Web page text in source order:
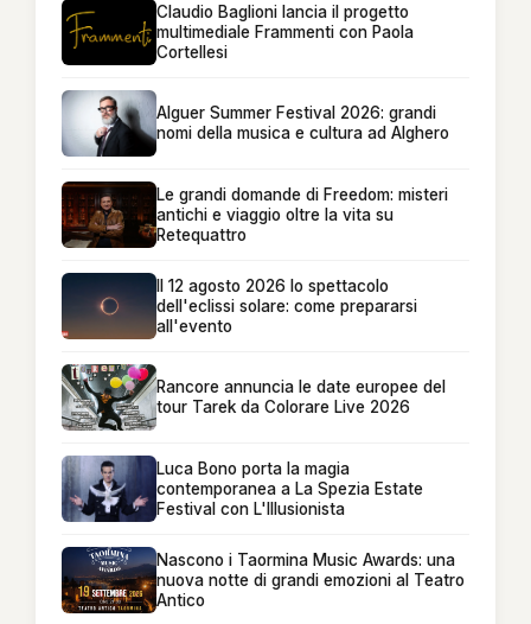
Claudio Baglioni lancia il progetto
multimediale Frammenti con Paola
Cortellesi
Alguer Summer Festival 2026: grandi
nomi della musica e cultura ad Alghero
Le grandi domande di Freedom: misteri
antichi e viaggio oltre la vita su
Retequattro
Il 12 agosto 2026 lo spettacolo
dell'eclissi solare: come prepararsi
all'evento
Rancore annuncia le date europee del
tour Tarek da Colorare Live 2026
Luca Bono porta la magia
contemporanea a La Spezia Estate
Festival con L'Illusionista
Nascono i Taormina Music Awards: una
nuova notte di grandi emozioni al Teatro
Antico